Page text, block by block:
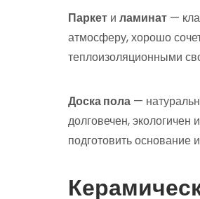
Паркет и ламинат —
атмосферу, хорошо
теплоизоляционными
Доска пола —
долговечен,
подготовить основание